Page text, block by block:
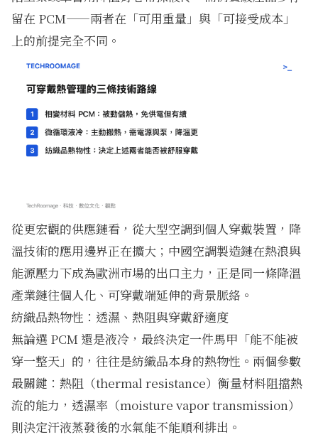
留在 PCM——兩者在「可用重量」與「可接受成本」
上的前提完全不同。
從更宏觀的供應鏈看，從大型空調到個人穿戴裝置，降
溫技術的應用邊界正在擴大； 中國空調製造鏈在熱浪與
能源壓力下成為歐洲市場的出口主力 ，正是同一條降溫
產業鏈往個人化、可穿戴端延伸的背景脈絡。
紡織品熱物性：透濕、熱阻與穿戴舒適度
無論選 PCM 還是液冷，最終決定一件馬甲「能不能被
穿一整天」的，往往是紡織品本身的熱物性。兩個參數
最關鍵：熱阻（thermal resistance）衡量材料阻擋熱
流的能力，透濕率（moisture vapor transmission）
則決定汗液蒸發後的水氣能不能順利排出。